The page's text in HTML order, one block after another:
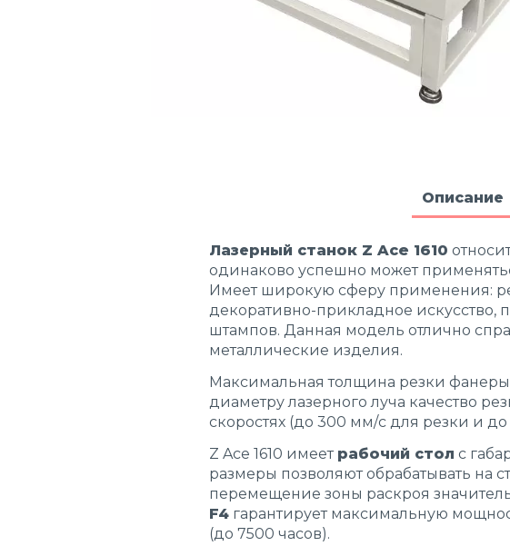
Описание
Лазерный станок Z Ace 1610
одинаково успешно может
Имеет широкую сферу применения:
декоративно-прикладное искусство,
штампов. Данная модель отлично
металлические изделия.
Максимальная толщина резки фанеры
диаметру лазерного луча качество
скоростях (до 300 мм/с для резки и
Z Ace 1610 имеет рабочий стол с
размеры позволяют обрабатывать на
перемещение зоны раскроя
F4 гарантирует максимальную
(до 7500 часов).